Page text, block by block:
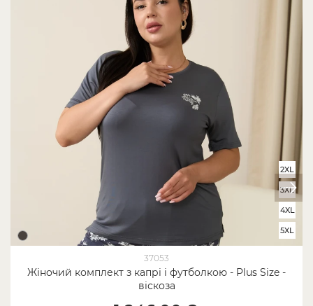
37053
Жіночий комплект з капрі і футболкою - Plus Size -
віскоза
2XL
3XL
4XL
5XL